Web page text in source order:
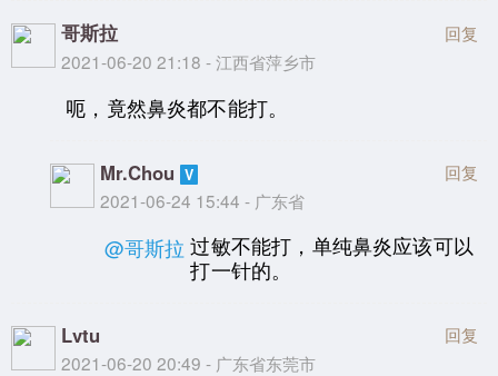
哥斯拉
2021-06-20 21:18 - 江西省萍乡市
回复
呃，竟然鼻炎都不能打。
Mr.Chou
2021-06-24 15:44 - 广东省
回复
@哥斯拉 过敏不能打，单纯鼻炎应该可以
打一针的。
Lvtu
2021-06-20 20:49 - 广东省东莞市
回复